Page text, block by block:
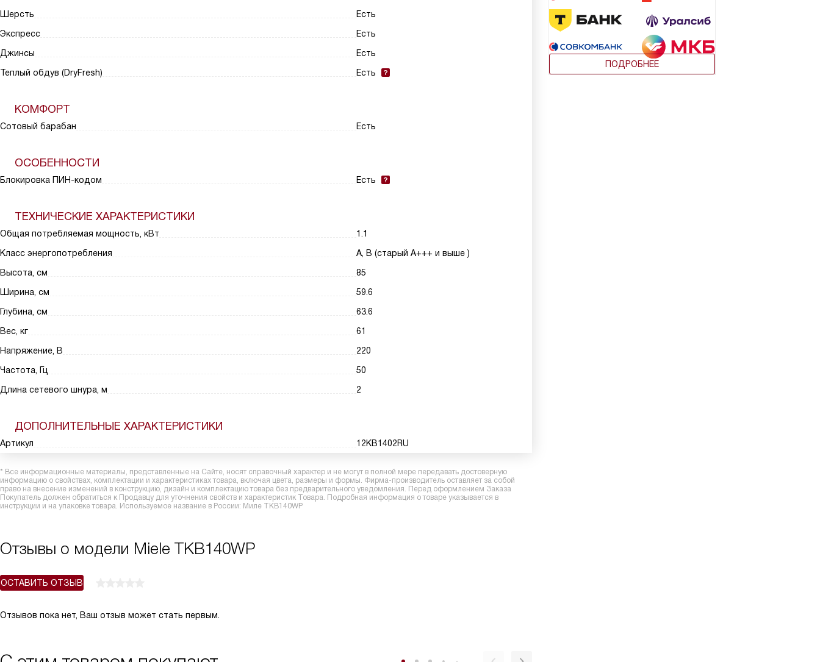
ПОДРОБНЕЕ
Шерсть
Есть
Экспресс
Есть
Джинсы
Есть
Теплый обдув (DryFresh)
Есть
КОМФОРТ
Сотовый барабан Есть
ОСОБЕННОСТИ
Блокировка ПИН-кодом Есть
ТЕХНИЧЕСКИЕ ХАРАКТЕРИСТИКИ
Общая потребляемая мощность, кВт
1.1
Класс энергопотребления
A, B (старый A+++ и выше )
Высота, см
85
Ширина, см
59.6
Глубина, см
63.6
Вес, кг
61
Напряжение, В
220
Частота, Гц
50
Длина сетевого шнура, м
2
ДОПОЛНИТЕЛЬНЫЕ ХАРАКТЕРИСТИКИ
Артикул 12KB1402RU
* Все информационные материалы, представленные на Сайте, носят справочный характер и не могут в полной мере передавать достоверную
информацию о свойствах, комплектации и характеристиках товара, включая цвета, размеры и формы. Фирма-производитель оставляет за собой
право на внесение изменений в конструкцию, дизайн и комплектацию товара без предварительного уведомления. Перед оформлением Заказа
Покупатель должен обратиться к Продавцу для уточнения свойств и характеристик Товара. Подробная информация о товаре указывается в
инструкции и на упаковке товара. Используемое название в России: Миле TKB140WP
Отзывы о модели Miele TKB140WP
ОСТАВИТЬ ОТЗЫВ
Отзывов пока нет, Ваш отзыв может стать первым.